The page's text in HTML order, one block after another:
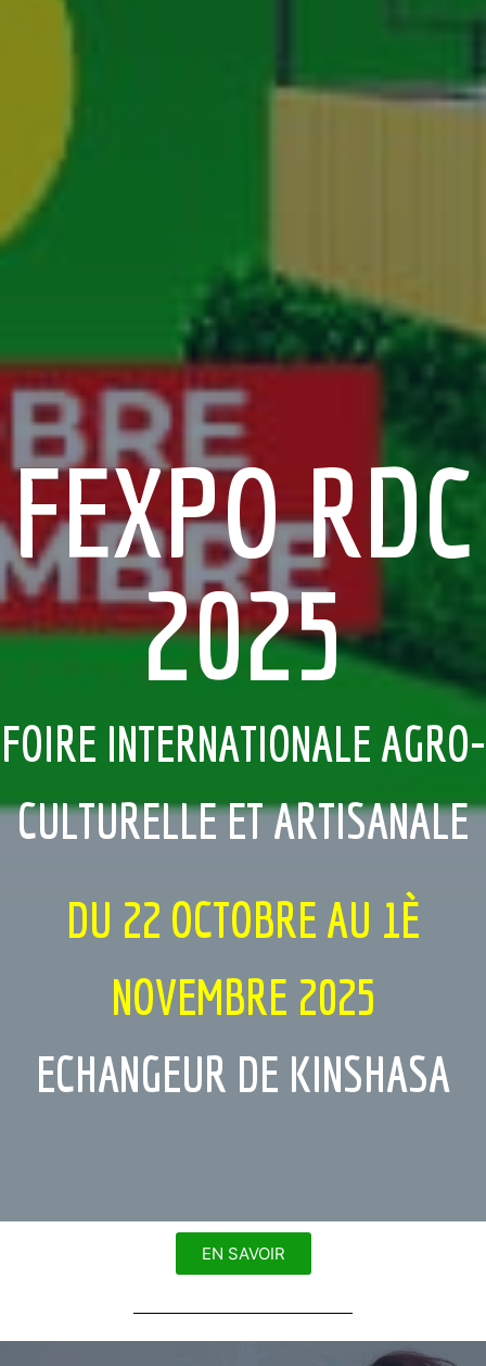
FEXPO RDC
2025
FOIRE INTERNATIONALE AGRO-
CULTURELLE ET ARTISANALE
DU 22 OCTOBRE AU 1È
NOVEMBRE 2025
ECHANGEUR DE KINSHASA
EN SAVOIR